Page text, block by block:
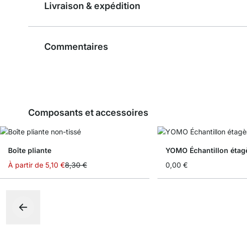
Livraison & expédition
Commentaires
Composants et accessoires
Boîte pliante
À partir de 5,10 €8,30 €
YOMO Échantillon
0,00 €